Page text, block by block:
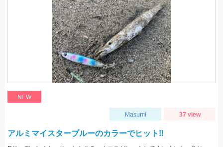
NEW
Masumi 37 view
アルミマイスターブルーのカラーでヒット‼️